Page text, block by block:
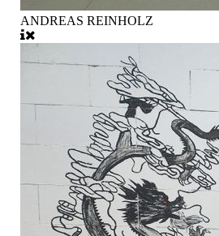
ANDREAS REINHOLZ